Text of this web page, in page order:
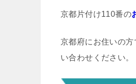
京都片付け110番の
京都府にお住いの
い合わせください。